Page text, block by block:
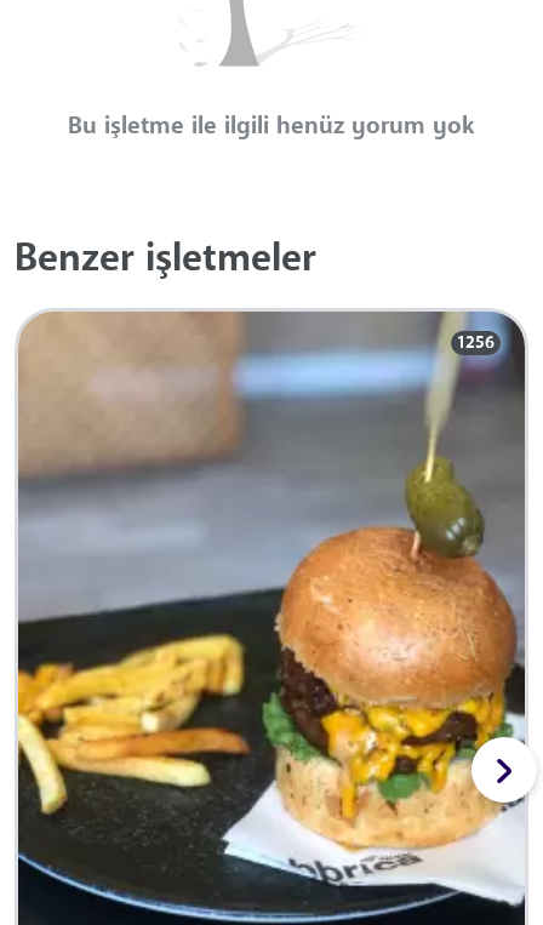
Bu işletme ile ilgili henüz yorum yok
Benzer işletmeler
1256